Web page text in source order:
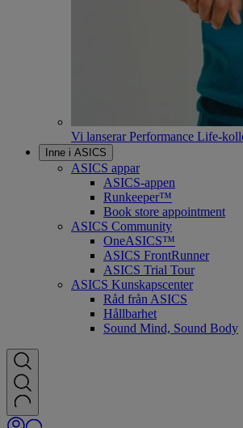
Vi lanserar Performance Life-
Inne i ASICS
ASICS appar
ASICS-appen
Runkeeper™
Book store appointment
ASICS Community
OneASICS™
ASICS FrontRunner
ASICS Trial Tour
ASICS Kunskapscenter
Råd från ASICS
Hållbarhet
Sound Mind, Sound Body